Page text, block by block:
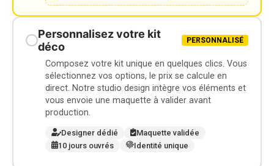
Personnalisez votre kit
déco
PERSONNALISÉ
Composez votre kit unique en quelques clics. Vous
sélectionnez vos options, le prix se calcule en
direct. Notre studio design intègre vos éléments et
vous envoie une maquette à valider avant
production.
Designer dédié
Maquette validée
10 jours ouvrés
Identité unique